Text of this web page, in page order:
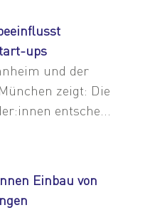
ups
und der
zeigt: Die
entsche...
Einbau von